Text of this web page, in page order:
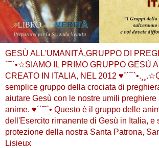
GESÙ ALL'UMANITÀ,GRUPPO DI
´¯`•☆SIAMO IL PRIMO GRUPPO GESÙ
CREATO IN ITALIA, NEL 2012
semplice gruppo della crociata di
aiutare Gesù con le nostre umili preghiere
anime. ♥´´¯`• Questo è il gruppo delle
dell'Esercito rimanente di Gesù in Italia, e
protezione della nostra Santa Patrona,
Lisieux